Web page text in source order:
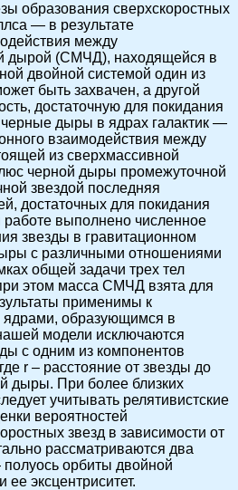
образования сверхскоростных
— в результате
между
дырой (СМЧД), находящейся в
двойной системой один из
быть захвачен, а другой
достаточную для покидания
дыры в ядрах галактик —
взаимодействия между
из сверхмассивной
черной дыры промежуточной
звездой последняя
достаточных для покидания
работе выполнено численное
звезды в гравитационном
с различными отношениями
общей задачи трех тел
этом масса СМЧД взята для
применимы к
ядрами, образующимся в
модели исключаются
с одним из компонентов
r – расстояние от звезды до
дыры. При более близких
учитывать релятивистские
вероятностей
звезд в зависимости от
рассматриваются два
орбиты двойной
эксцентриситет.